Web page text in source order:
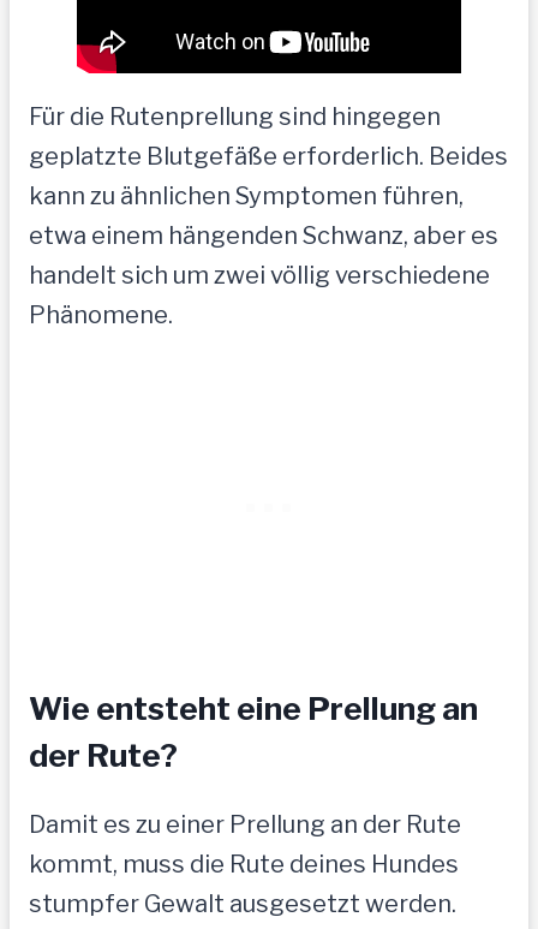
Für die Rutenprellung sind hingegen
geplatzte Blutgefäße erforderlich. Beides
kann zu ähnlichen Symptomen führen,
etwa einem hängenden Schwanz, aber es
handelt sich um zwei völlig verschiedene
Phänomene.
Wie entsteht eine Prellung an
der Rute?
Damit es zu einer Prellung an der Rute
kommt, muss die Rute deines Hundes
stumpfer Gewalt ausgesetzt werden.